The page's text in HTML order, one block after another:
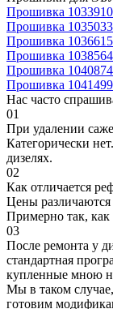
Прошивка
Прошивка
Прошивка
Прошивка
Прошивка
Прошивка
Нас часто
01
При удалении
Категорически
дизелях.
02
Как отличается
Цены
Примерно так, как
03
После ремонта у
стандартная
купленные мною
Мы в таком случае,
готовим